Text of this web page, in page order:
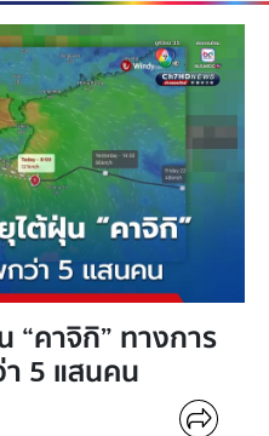
“คาจิกิ” ทางการ
5 แสนคน